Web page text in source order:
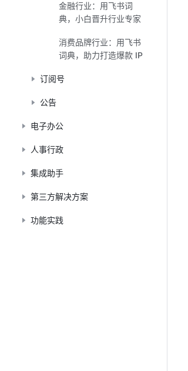
金融行业：用飞书词
典，小白晋升行业专家
消费品牌行业：用飞书
词典，助力打造爆款 IP
订阅号
公告
电子办公
人事行政
集成助手
第三方解决方案
功能实践